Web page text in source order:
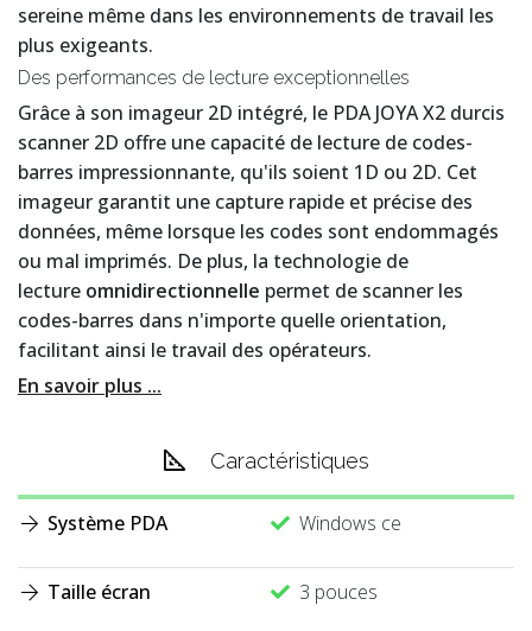
sereine même dans les environnements de travail les
plus exigeants.
Des performances de lecture exceptionnelles
Grâce à son imageur 2D intégré, le PDA JOYA X2 durcis
scanner 2D offre une capacité de lecture de codes-
barres impressionnante, qu'ils soient 1D ou 2D. Cet
imageur garantit une capture rapide et précise des
données, même lorsque les codes sont endommagés
ou mal imprimés. De plus, la technologie de
lecture omnidirectionnelle permet de scanner les
codes-barres dans n'importe quelle orientation,
facilitant ainsi le travail des opérateurs.
En savoir plus ...
Caractéristiques
Système PDA Windows ce
Taille écran 3 pouces